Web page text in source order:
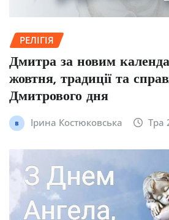
РЕЛІГІЯ
Дмитра за новим
жовтня, традиції та
Дмитрового дня
Ірина Костюковська Тра